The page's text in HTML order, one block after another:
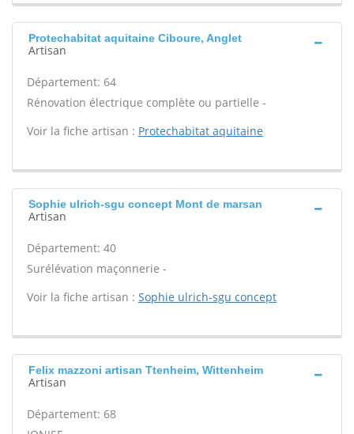
Protechabitat aquitaine Ciboure, Anglet
Artisan
Département: 64
Rénovation électrique complète ou partielle -
Voir la fiche artisan : Protechabitat aquitaine
Sophie ulrich-sgu concept Mont de marsan
Artisan
Département: 40
Surélévation maçonnerie -
Voir la fiche artisan : Sophie ulrich-sgu concept
Felix mazzoni artisan Ttenheim, Wittenheim
Artisan
Département: 68